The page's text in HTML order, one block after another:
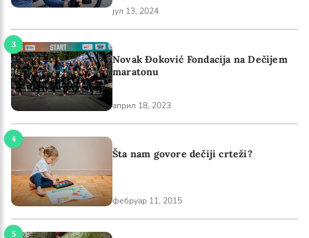
јул 13, 2024
Novak Đoković Fondacija na Dečijem
maratonu
април 18, 2023
Šta nam govore dečiji crteži?
фебруар 11, 2015